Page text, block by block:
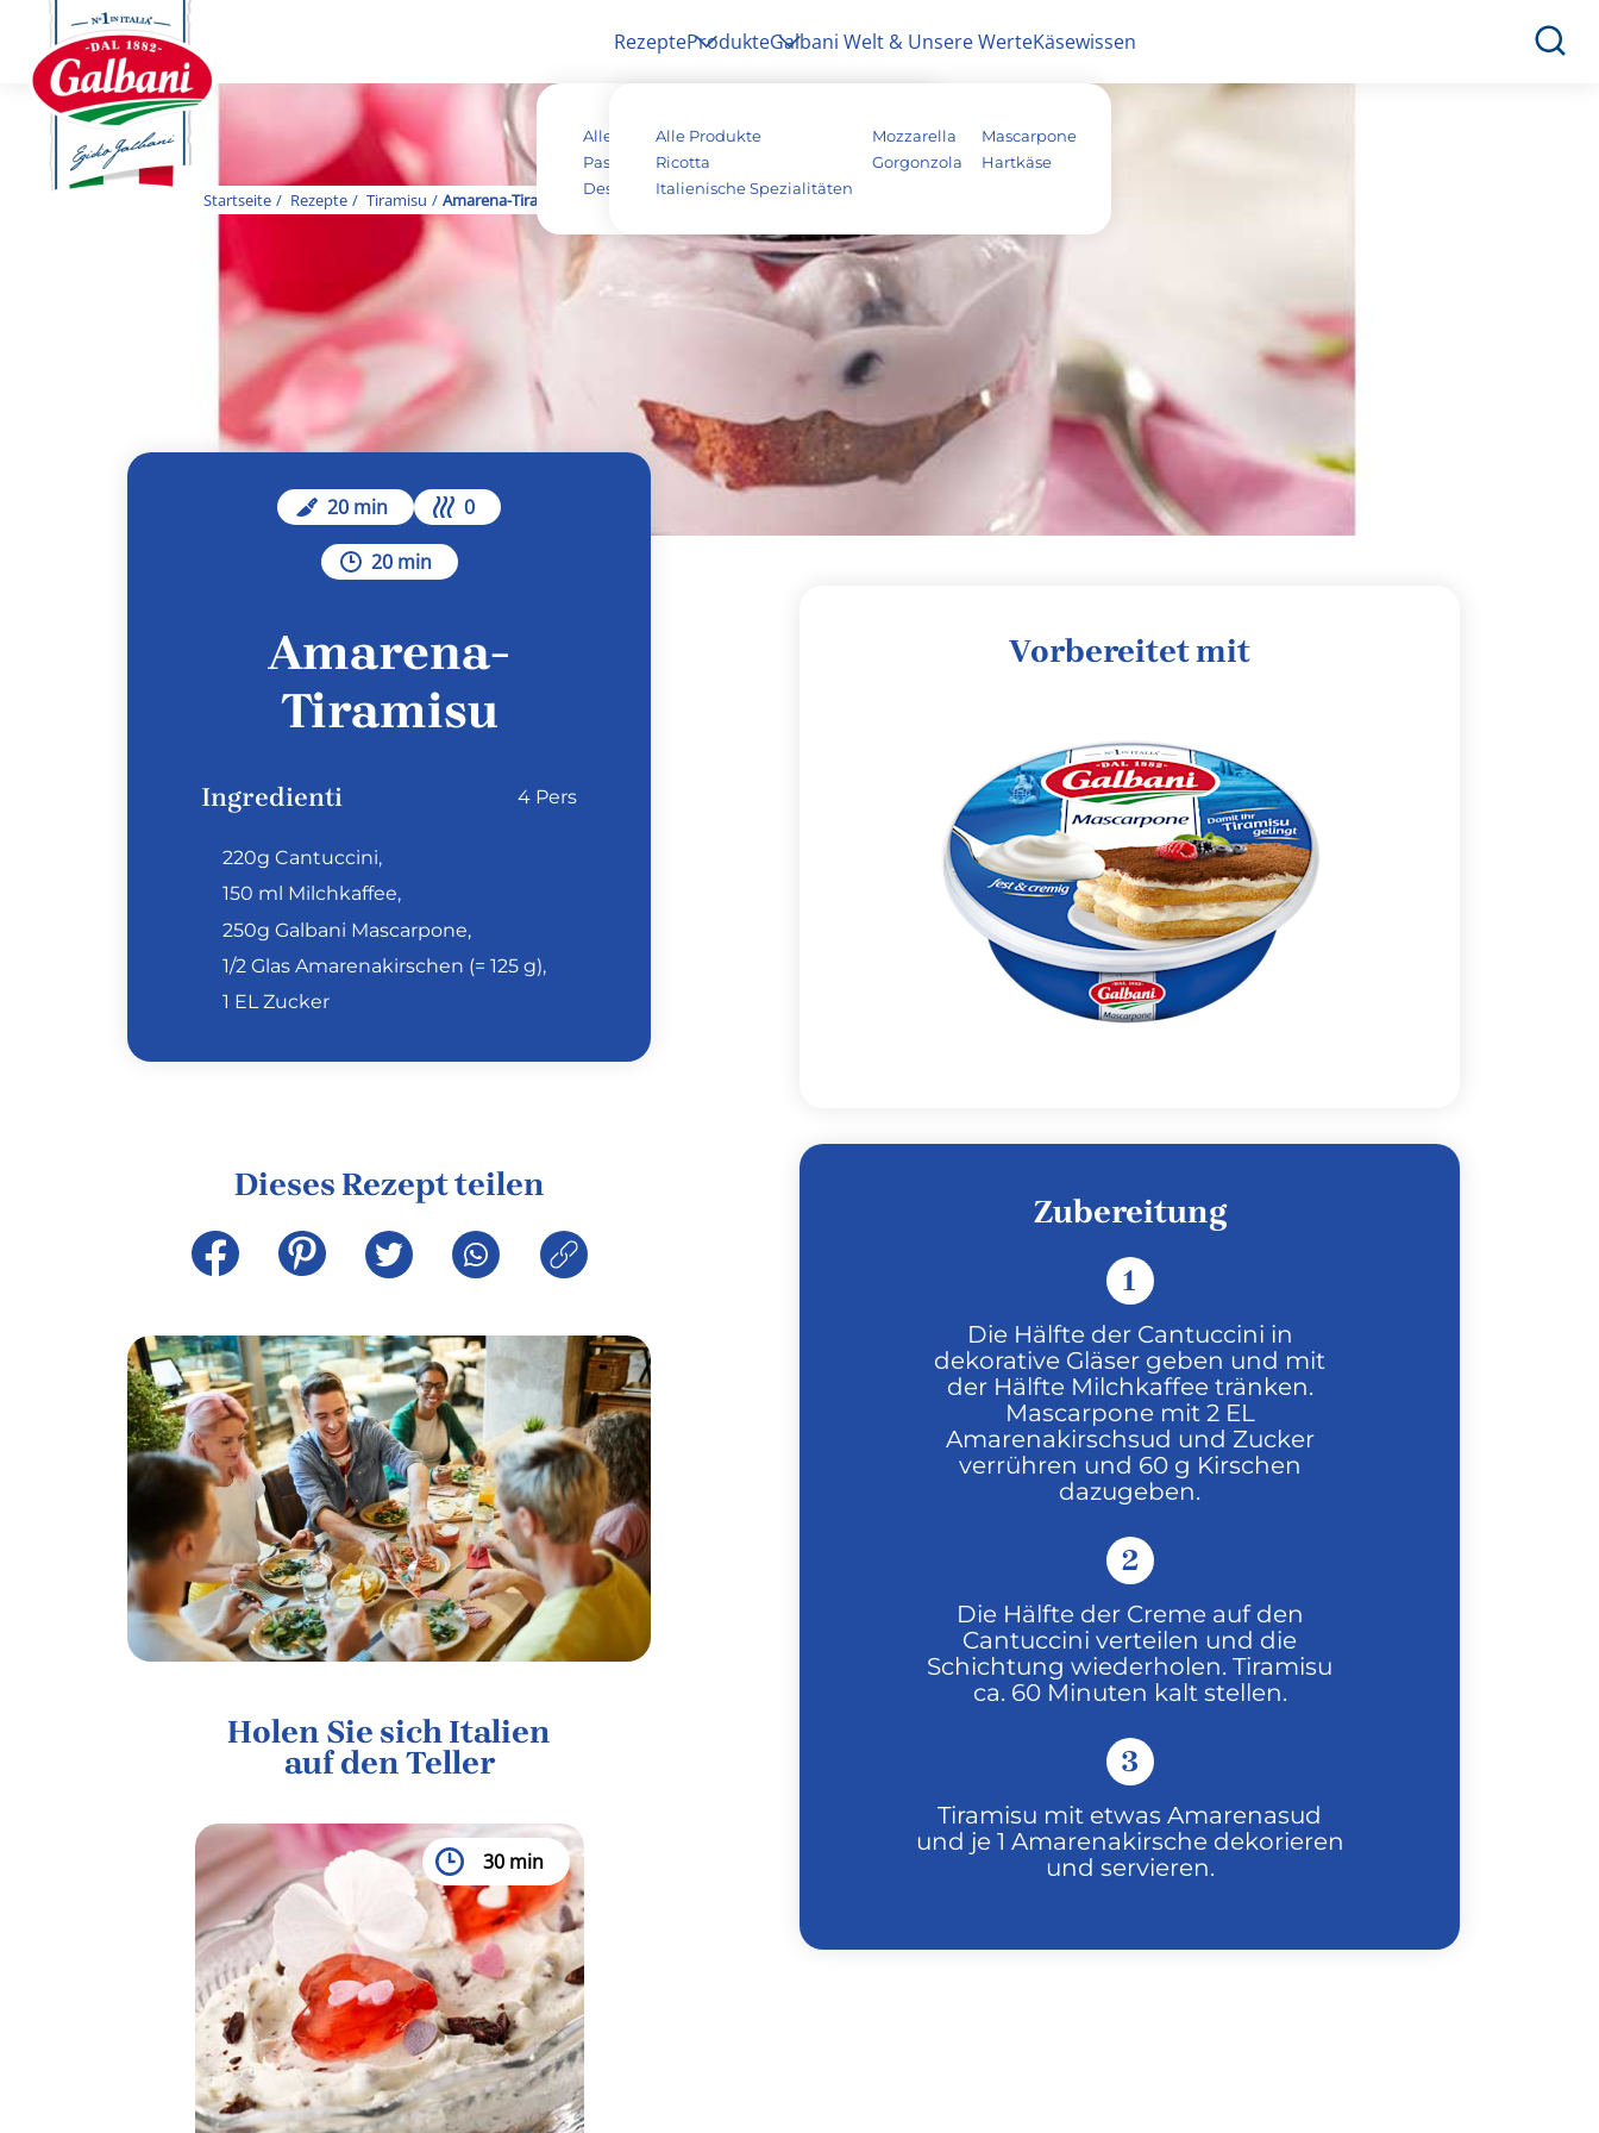
Rezepte
Alle Rezepte Antipasti
Pasta & Aufläufe
Dessert
Tiramisu Vegetarisch
Produkte
Alle Produkte Mozzarella
Mascarpone
Ricotta
Gorgonzola
Hartkäse
Italienische Spezialitäten
Galbani Welt & Unsere WerteKäsewissen
Startseite Rezepte Tiramisu Amarena-Tiramisu
20 min 0
20 min
Amarena-
Tiramisu
Ingredienti 4 Pers
220g Cantuccini,
150 ml Milchkaffee,
250g Galbani Mascarpone,
1/2 Glas Amarenakirschen (= 125 g),
1 EL Zucker
Dieses Rezept teilen
Holen Sie sich Italien
auf den Teller
30 min
Vorbereitet mit
Zubereitung
1
Die Hälfte der Cantuccini in
dekorative Gläser geben und mit
der Hälfte Milchkaffee tränken.
Mascarpone mit 2 EL
Amarenakirschsud und Zucker
verrühren und 60 g Kirschen
dazugeben.
2
Die Hälfte der Creme auf den
Cantuccini verteilen und die
Schichtung wiederholen. Tiramisu
ca. 60 Minuten kalt stellen.
3
Tiramisu mit etwas Amarenasud
und je 1 Amarenakirsche dekorieren
und servieren.